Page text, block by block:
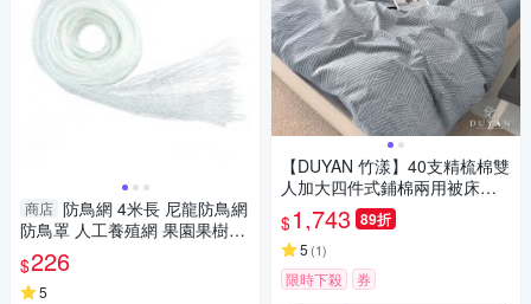
商店 防鳥網 4米長 尼龍防鳥網
防鳥罩 人工養殖網 果園果樹防
護網 大棚防鳥網 魚塘防鳥 PB2
23MX4M
$226
5
【DUYAN 竹漾】40支精梳棉雙
人加大四件式鋪棉兩用被床包
組 / 漠旅流沙 台灣製
$1,743 89折
5 (1)
限時下殺 券